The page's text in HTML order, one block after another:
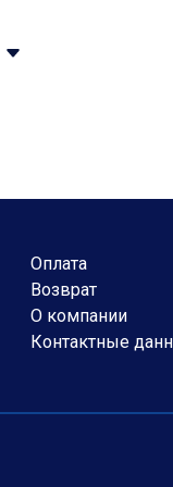
Оплата
Возврат
О компании
Контактные